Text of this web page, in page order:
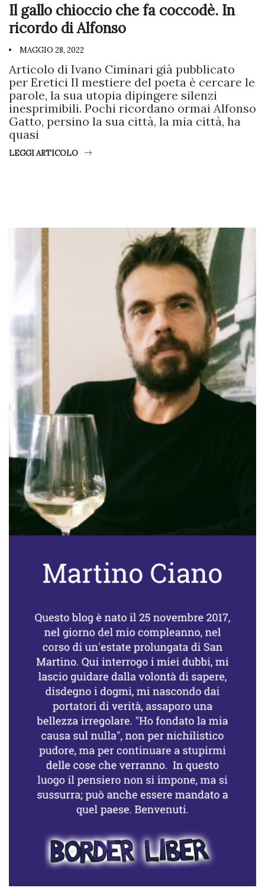
Il gallo chioccio che fa coccodè. In
ricordo di Alfonso
MAGGIO 28, 2022
Articolo di Ivano Ciminari già pubblicato
per Eretici Il mestiere del poeta è cercare le
parole, la sua utopia dipingere silenzi
inesprimibili. Pochi ricordano ormai Alfonso
Gatto, persino la sua città, la mia città, ha
quasi
LEGGI ARTICOLO